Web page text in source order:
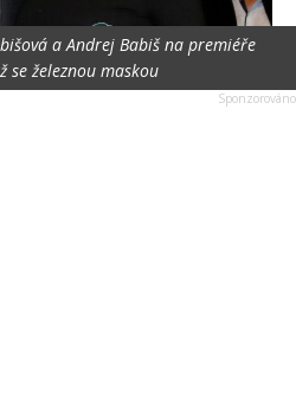
a Andrej Babiš na premiéře
se železnou maskou